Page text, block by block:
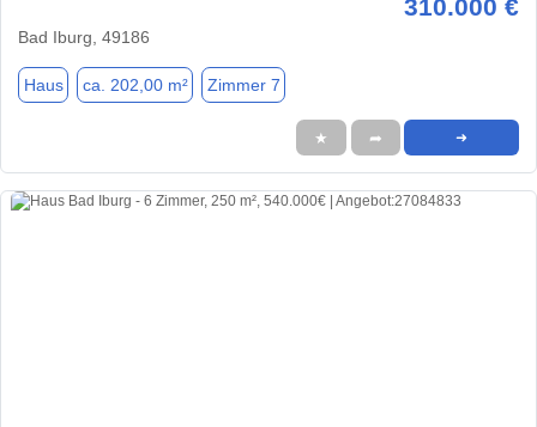
310.000 €
Bad Iburg, 49186
Haus ca. 202,00 m² Zimmer 7
★ ➦ ➜